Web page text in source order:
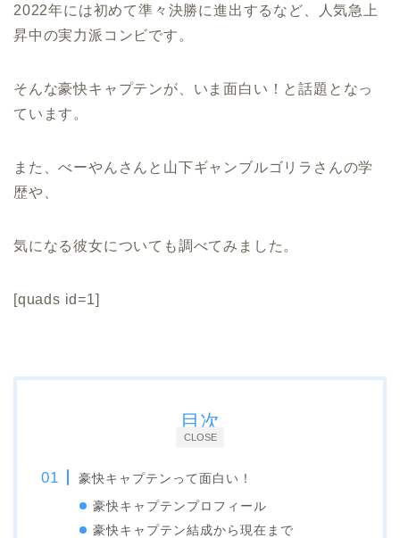
2022年には初めて準々決勝に進出するなど、人気急上
昇中の実力派コンビです。
そんな豪快キャプテンが、いま面白い！と話題となっ
ています。
また、べーやんさんと山下ギャンブルゴリラさんの学
歴や、
気になる彼女についても調べてみました。
[quads id=1]
CLOSE
目次
豪快キャプテンって面白い！
豪快キャプテンプロフィール
豪快キャプテン結成から現在まで